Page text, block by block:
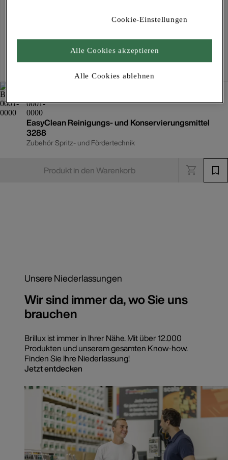
anmelden
EasyClean Reinigungs- und Konservierungsmittel
3288
Zubehör Spritz- und Fördertechnik
Produkt in den Warenkorb
Unsere Niederlassungen
Wir sind immer da, wo Sie uns
brauchen
Brillux ist immer in Ihrer Nähe. Mit über 12.000
Produkten und unserem gesamten Know-how.
Finden Sie Ihre Niederlassung!
Jetzt entdecken
Cookie-Einstellungen
Alle Cookies ablehnen
Alle Cookies akzeptieren